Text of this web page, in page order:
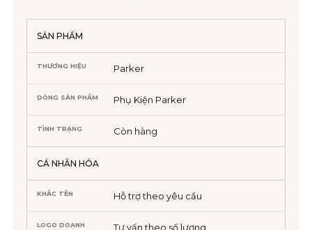
SẢN PHẨM
THƯƠNG HIỆU Parker
DÒNG SẢN PHẨM Phụ Kiện Parker
TÌNH TRẠNG Còn hàng
CÁ NHÂN HÓA
KHẮC TÊN Hỗ trợ theo yêu cầu
LOGO DOANH
Tư vấn theo số lượng